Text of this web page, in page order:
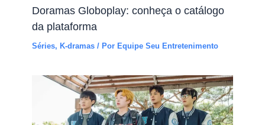
Doramas Globoplay: conheça o catálogo
da plataforma
Séries, K-dramas / Por Equipe Seu Entretenimento